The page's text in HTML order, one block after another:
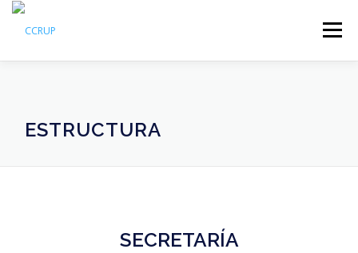
Menú
ESTRUCTURA
SECRETARÍA